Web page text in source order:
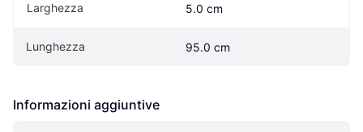
Larghezza 5.0 cm
Lunghezza 95.0 cm
Informazioni aggiuntive